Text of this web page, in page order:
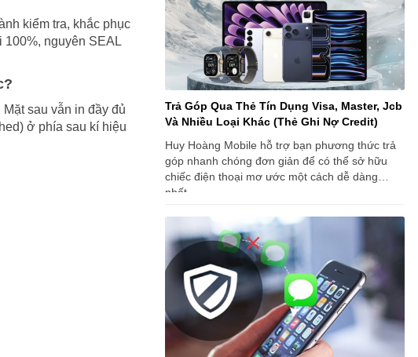
kiểm tra, khắc phục
nguyên SEAL
sau vẫn in đầy đủ
ở phía sau kí hiệu
Trả Góp Qua Thẻ Tín Dụng Visa, Master, Jcb
Và Nhiều Loại Khác (Thẻ Ghi Nợ Credit)
Huy Hoàng Mobile hỗ trợ bạn phương thức trả
góp nhanh chóng đơn giản để có thể sở hữu
chiếc điện thoại mơ ước một cách dễ dàng
nhất.